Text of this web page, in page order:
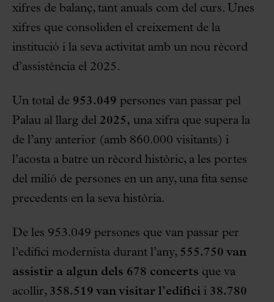
xifres de balanç, tant anuals com del curs. Unes
xifres que consoliden el creixement de la
institució i la seva activitat amb un nou rècord
d’assistència el 2025.
Un total de 953.049 persones van passar pel
Palau al llarg del 2025, una xifra que supera la
de l’any anterior (amb 860.000 visitants) i
l’acosta a batre un rècord històric, a les portes
del milió de persones en un any, una fita sense
precedents en la seva història.
De les 953.049 persones que van passar per
l’edifici modernista durant l’any, 555.750 van
assistir a algun dels 678 concerts que va
acollir, 358.519 van visitar l’edifici i 38.780